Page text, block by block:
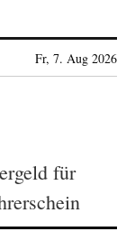
Fr, 7. Aug 2026
für